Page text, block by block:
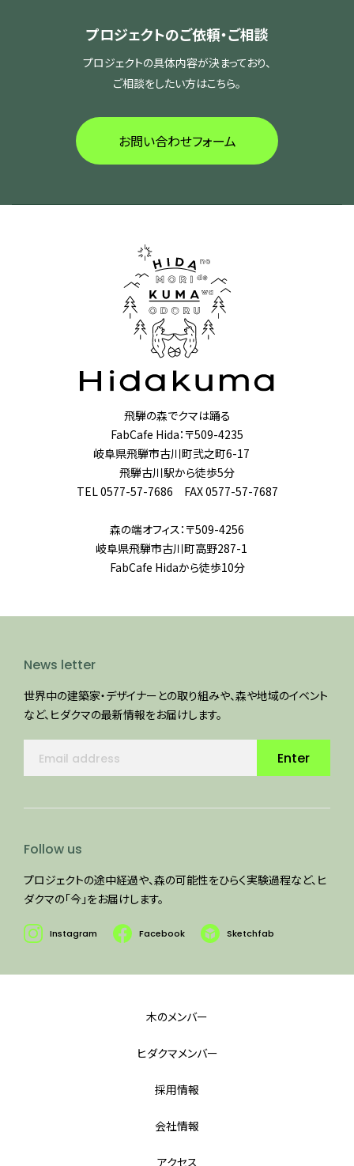
プロジェクトのご依頼・ご相談
プロジェクトの具体内容が決まっており、
ご相談をしたい方はこちら。
お問い合わせフォーム
飛騨の森でクマは踊る
FabCafe Hida：〒509-4235
岐阜県飛騨市古川町弐之町6-17
飛騨古川駅から徒歩5分
TEL 0577-57-7686 FAX 0577-57-7687
森の端オフィス：〒509-4256
岐阜県飛騨市古川町高野287-1
FabCafe Hidaから徒歩10分
News letter
世界中の建築家・デザイナーとの取り組みや、森や地域のイベント
など、ヒダクマの最新情報をお届けします。
Enter
Follow us
プロジェクトの途中経過や、森の可能性をひらく実験過程など、ヒ
ダクマの「今」をお届けします。
Instagram Facebook Sketchfab
木のメンバー
ヒダクマメンバー
採用情報
会社情報
アクセス